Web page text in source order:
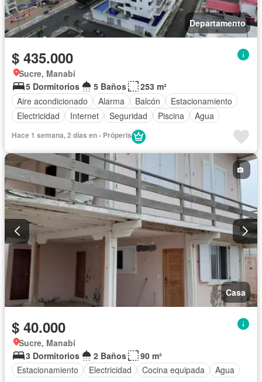
Departamento
$ 435.000
Sucre, Manabí
5 Dormitorios
5 Baños
253 m²
Aire acondicionado
Alarma Balcón
Estacionamiento
Electricidad
Internet Seguridad Piscina Agua
Hace 1 semana, 2 días en - Próperis
Casa
$ 40.000
Sucre, Manabí
3 Dormitorios
2 Baños
90 m²
Estacionamiento
Electricidad Cocina equipada Agua